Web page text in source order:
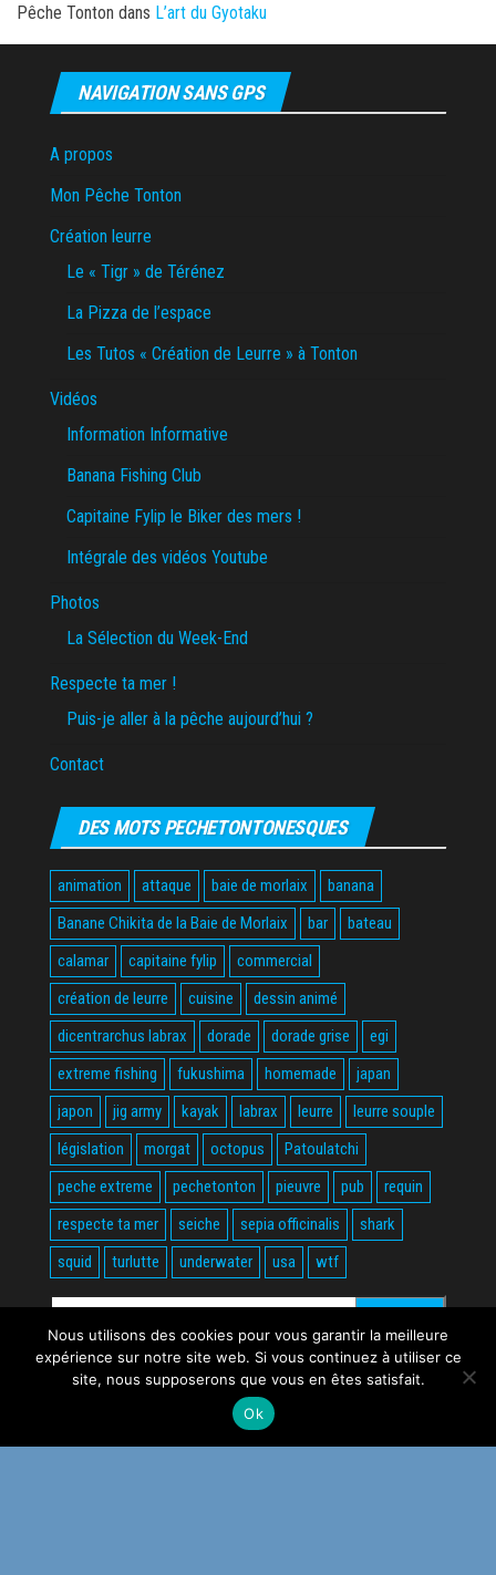
Pêche Tonton dans L’art du Gyotaku
NAVIGATION SANS GPS
A propos
Mon Pêche Tonton
Création leurre
Le « Tigr » de Térénez
La Pizza de l’espace
Les Tutos « Création de Leurre » à Tonton
Vidéos
Information Informative
Banana Fishing Club
Capitaine Fylip le Biker des mers !
Intégrale des vidéos Youtube
Photos
La Sélection du Week-End
Respecte ta mer !
Puis-je aller à la pêche aujourd’hui ?
Contact
DES MOTS PECHETONTONESQUES
animation attaque baie de morlaix
banana
Banane Chikita de la Baie de Morlaix
bar
bateau
calamar
capitaine fylip
commercial
création de leurre
cuisine
dessin animé
dicentrarchus labrax
dorade dorade grise
egi
extreme fishing
fukushima homemade
japan
japon
jig army kayak labrax leurre
leurre souple
législation
morgat octopus
Patoulatchi
peche extreme
pechetonton pieuvre pub
requin
respecte ta mer
seiche sepia officinalis
shark
squid
turlutte underwater usa wtf
Rechercher :
WordPress
Nous utilisons des cookies pour vous garantir la meilleure
expérience sur notre site web. Si vous continuez à utiliser ce
site, nous supposerons que vous en êtes satisfait.
Ok